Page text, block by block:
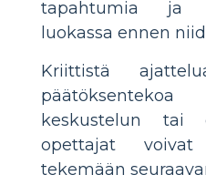
tapahtumia ja
luokassa ennen
Kriittistä
keskustelun tai
opettajat
tekemään